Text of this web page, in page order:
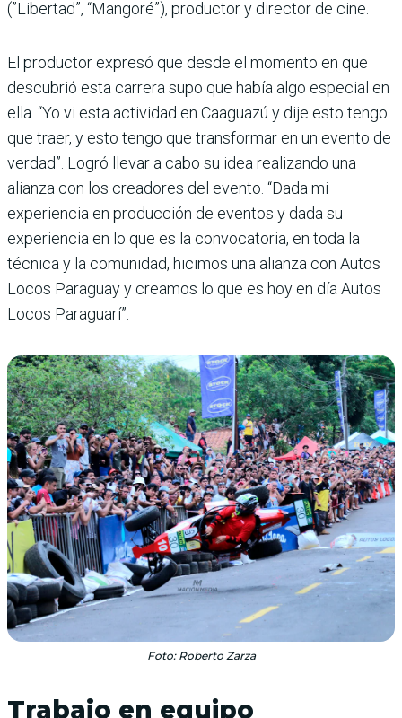
(”Libertad”, “Mangoré”), productor y director de cine.
El productor expresó que desde el momento en que
descubrió esta carrera supo que había algo especial en
ella. “Yo vi esta actividad en Caaguazú y dije esto tengo
que traer, y esto tengo que transformar en un evento de
verdad”. Logró llevar a cabo su idea realizando una
alianza con los creadores del evento. “Dada mi
experiencia en producción de eventos y dada su
experiencia en lo que es la convocatoria, en toda la
técnica y la comunidad, hicimos una alianza con Autos
Locos Paraguay y creamos lo que es hoy en día Autos
Locos Paraguarí”.
Foto: Roberto Zarza
Trabajo en equipo